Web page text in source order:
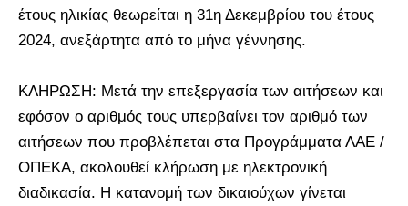
έτους ηλικίας θεωρείται η 31η Δεκεμβρίου του έτους
2024, ανεξάρτητα από το μήνα γέννησης.
ΚΛΗΡΩΣΗ: Μετά την επεξεργασία των αιτήσεων και
εφόσον ο αριθμός τους υπερβαίνει τον αριθμό των
αιτήσεων που προβλέπεται στα Προγράμματα ΛΑΕ /
ΟΠΕΚΑ, ακολουθεί κλήρωση με ηλεκτρονική
διαδικασία. Η κατανομή των δικαιούχων γίνεται